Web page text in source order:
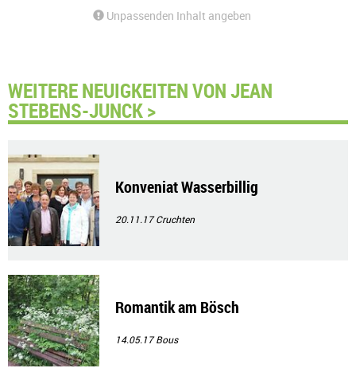
Unpassenden Inhalt angeben
WEITERE NEUIGKEITEN VON JEAN
STEBENS-JUNCK >
Konveniat Wasserbillig
20.11.17Cruchten
Romantik am Bösch
14.05.17Bous